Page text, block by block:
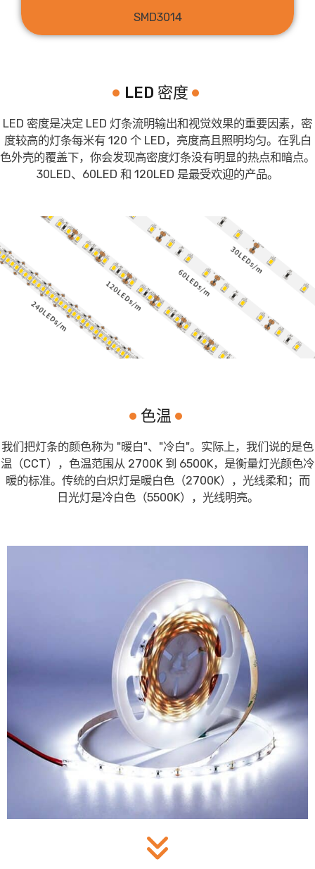
SMD3014
LED 密度
LED 密度是决定 LED 灯条流明输出和视觉效果的重要因素，密
度较高的灯条每米有 120 个 LED，亮度高且照明均匀。在乳白
色外壳的覆盖下，你会发现高密度灯条没有明显的热点和暗点。
30LED、60LED 和 120LED 是最受欢迎的产品。
色温
我们把灯条的颜色称为 "暖白"、"冷白"。实际上，我们说的是色
温（CCT），色温范围从 2700K 到 6500K，是衡量灯光颜色冷
暖的标准。传统的白炽灯是暖白色（2700K），光线柔和；而
日光灯是冷白色（5500K），光线明亮。